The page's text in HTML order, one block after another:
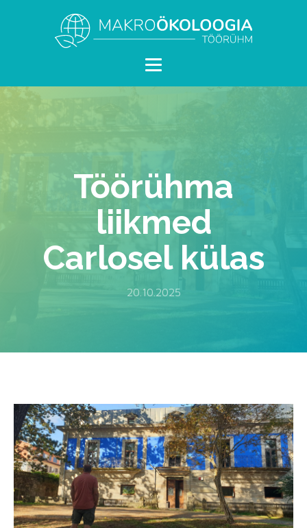
Töörühma
liikmed
Carlosel külas
20.10.2025